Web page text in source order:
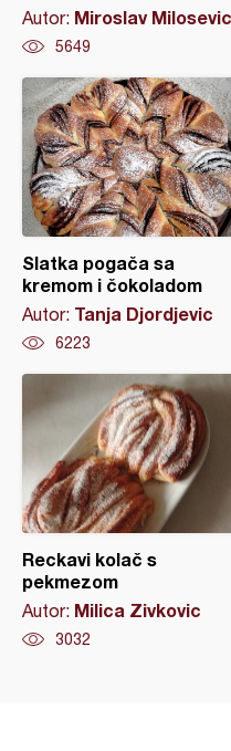
Autor: Miroslav Milosevic
5649
Slatka pogača sa
kremom i čokoladom
Autor: Tanja Djordjevic
6223
Reckavi kolač s
pekmezom
Autor: Milica Zivkovic
3032